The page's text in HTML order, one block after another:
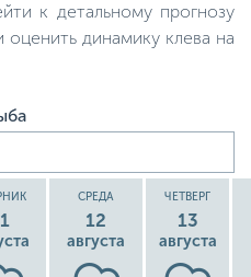
к детальному прогнозу
динамику клева на
СРЕДА
12
августа
ЧЕТВЕРГ
13
августа